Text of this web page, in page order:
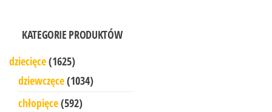
KATEGORIE PRODUKTÓW
dziecięce(1625)
dziewczęce(1034)
chłopięce(592)